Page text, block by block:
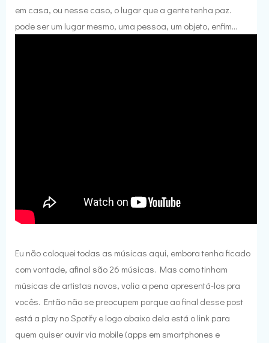
em casa, ou nesse caso, o lugar que a gente tenha paz.
pode ser um lugar mesmo, uma pessoa, um objeto, enfim...
Eu não coloquei todas as músicas aqui, embora tenha ficado
com vontade, afinal são 26 músicas. Mas como tinham
músicas de artistas novos, valia a pena apresentá-los pra
vocês. Então não se preocupem porque ao final desse post
está a play no Spotify e logo abaixo dela está o link para
quem quiser ouvir via mobile (apps em smartphones e